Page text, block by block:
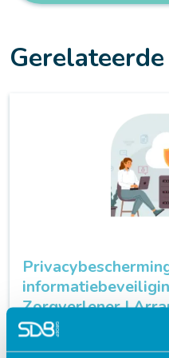
Zorgverlener |
Wetgeving